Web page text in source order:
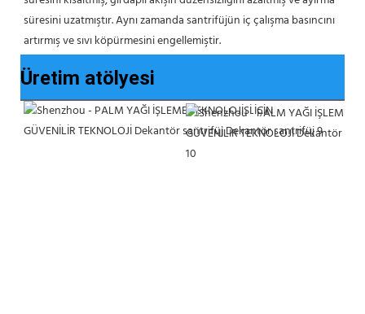
süresini uzatmıştır. Aynı zamanda santrifüjün iç çalışma basıncını
artırmış ve sıvı köpürmesini engellemiştir.
Üretim atölyesi